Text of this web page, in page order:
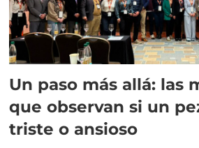
Un paso más allá: las
que observan si un
triste o ansioso